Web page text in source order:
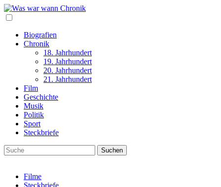
Biografien
Chronik
18. Jahrhundert
19. Jahrhundert
20. Jahrhundert
21. Jahrhundert
Film
Geschichte
Musik
Politik
Sport
Steckbriefe
Filme
Steckbriefe